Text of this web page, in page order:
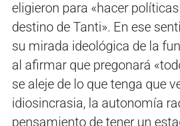
eligieron para «hacer políticas
destino de Tanti». En ese
su mirada ideológica de la
al afirmar que pregonará
se aleje de lo que tenga que
idiosincrasia, la autonomía
pensamiento de tener un